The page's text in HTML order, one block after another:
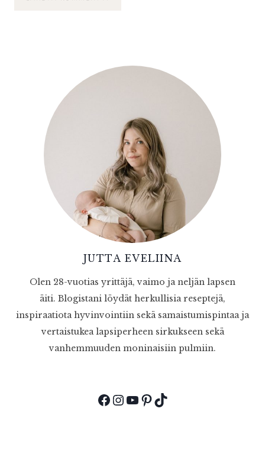
JUTTA EVELIINA
Olen 28-vuotias yrittäjä, vaimo ja neljän lapsen
äiti. Blogistani löydät herkullisia reseptejä,
inspiraatiota hyvinvointiin sekä samaistumispintaa ja
vertaistukea lapsiperheen sirkukseen sekä
vanhemmuuden moninaisiin pulmiin.
Facebook
Instagram
YouTube
Pinterest
TikTok